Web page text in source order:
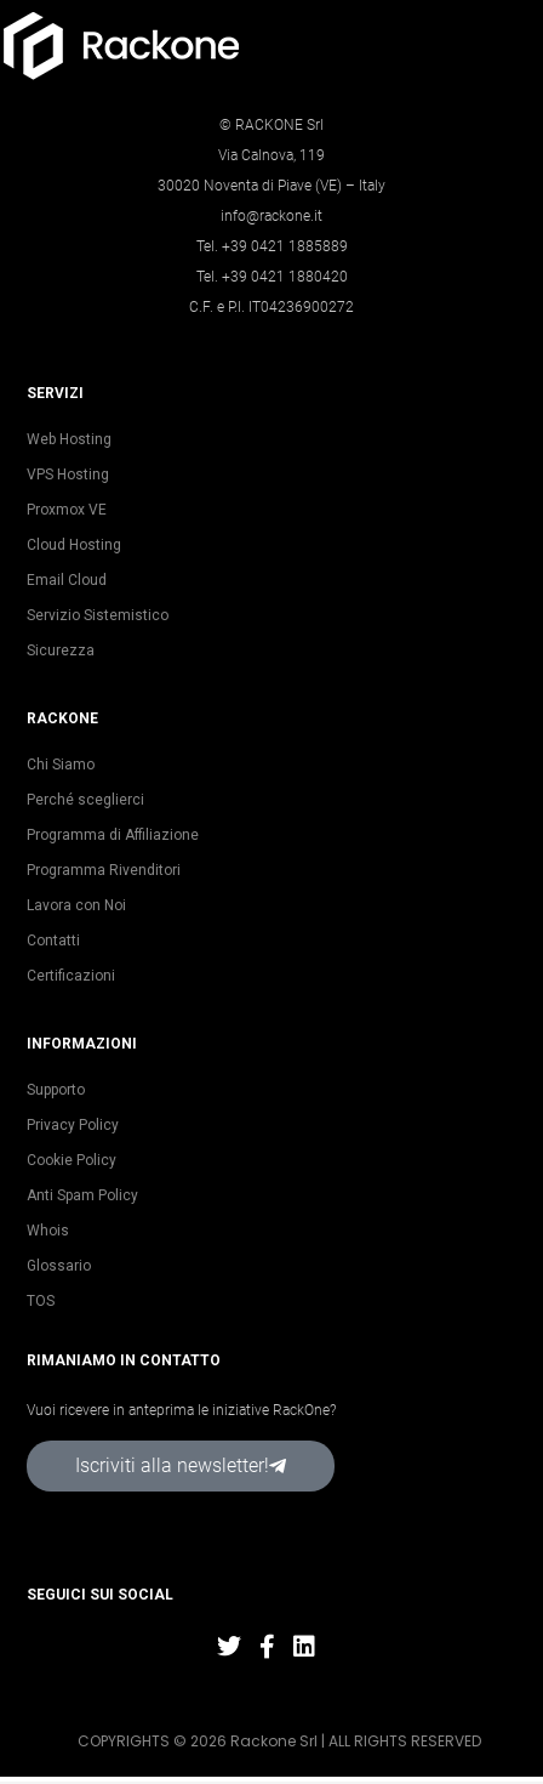
© RACKONE Srl
Via Calnova, 119
30020 Noventa di Piave (VE) – Italy
info@rackone.it
Tel. +39 0421 1885889
Tel. +39 0421 1880420
C.F. e P.I. IT04236900272
SERVIZI
Web Hosting
VPS Hosting
Proxmox VE
Cloud Hosting
Email Cloud
Servizio Sistemistico
Sicurezza
RACKONE
Chi Siamo
Perché sceglierci
Programma di Affiliazione
Programma Rivenditori
Lavora con Noi
Contatti
Certificazioni
INFORMAZIONI
Supporto
Privacy Policy
Cookie Policy
Anti Spam Policy
Whois
Glossario
TOS
RIMANIAMO IN CONTATTO
Vuoi ricevere in anteprima le iniziative RackOne?
Iscriviti alla newsletter!
SEGUICI SUI SOCIAL
COPYRIGHTS © 2026 Rackone Srl | ALL RIGHTS RESERVED